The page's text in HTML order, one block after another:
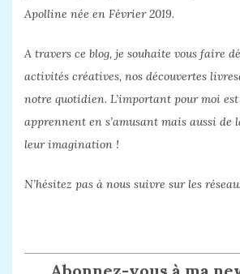
Apolline née en Février 2019.
A travers ce blog, je souhaite vous faire
activités créatives, nos découvertes
notre quotidien. L’important pour moi
apprennent en s’amusant mais aussi de
leur imagination !
N’hésitez pas à nous suivre sur les